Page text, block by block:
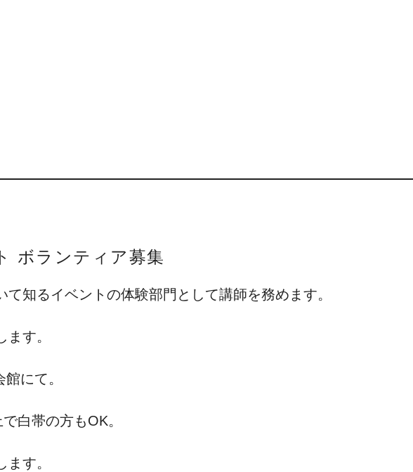
ボランティア募集
知るイベントの体験部門として講師を務めます。
す。
にて。
白帯の方もOK。
す。